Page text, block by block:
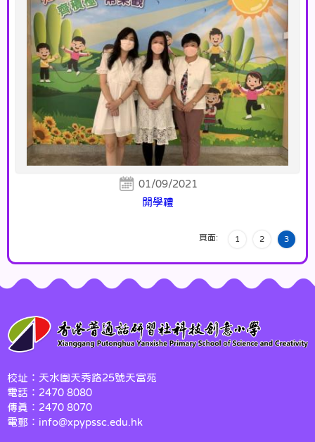
01/09/2021
開學禮
頁面: 1 2 3
校址：天水圍天秀路25號天富苑
電話：2470 8080
傳真：2470 8070
電郵：info@xpypssc.edu.hk